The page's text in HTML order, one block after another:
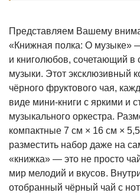
Представляем Вашему
«Книжная полка: О музыке»
и книголюбов, сочетающий в
музыки. Этот эксклюзивный
чёрного фруктового чая,
виде мини-книги с яркими и
музыкального оркестра.
компактные 7 см × 16 см ×
разместить набор даже на
«книжка» — это не просто
мир мелодий и вкусов.
отобранный чёрный чай с